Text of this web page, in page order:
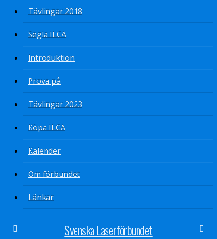
Tävlingar 2018
Segla ILCA
Introduktion
Prova på
Tävlingar 2023
Köpa ILCA
Kalender
Om förbundet
Länkar
Svenska Laserförbundet